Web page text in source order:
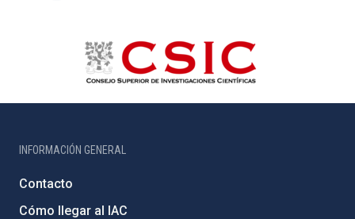
INFORMACIÓN GENERAL
Contacto
Cómo llegar al IAC